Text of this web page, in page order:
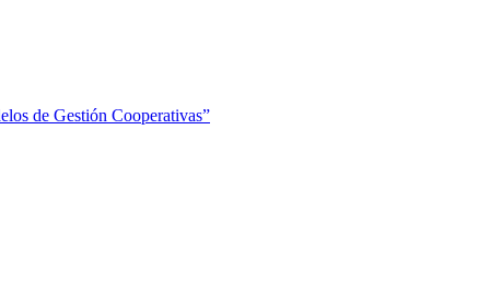
de Gestión Cooperativas”